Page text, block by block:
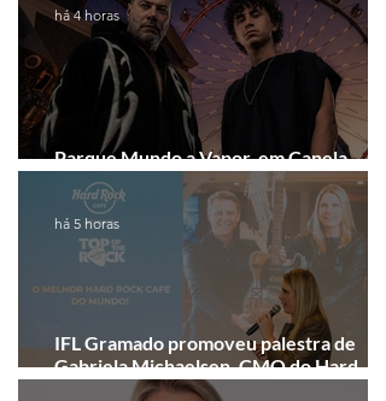
Parque Mundo a Vapor, em Canela,
recebe festival eletrônico em agosto
há 4 horas
IFL Gramado promoveu palestra de
Gabriela Michaelsen, CMO do Hard
Rock Cafe Gramado
há 5 horas